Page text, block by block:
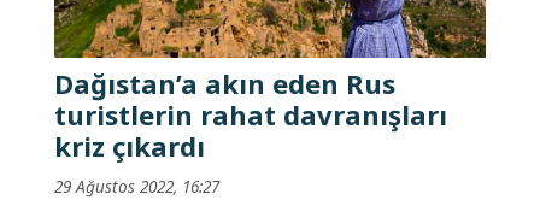
Dağıstan’a akın eden Rus
turistlerin rahat davranışları
kriz çıkardı
29 Ağustos 2022, 16:27